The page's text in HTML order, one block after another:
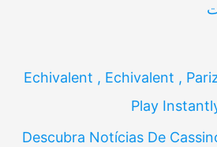
Echivalent , Echivalent ,
Play
Descubra Notícias De